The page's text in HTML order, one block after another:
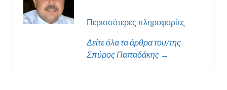
Περισσότερες πληροφορίες
Δείτε όλα τα άρθρα του/της
Σπύρος Παπαδάκης →